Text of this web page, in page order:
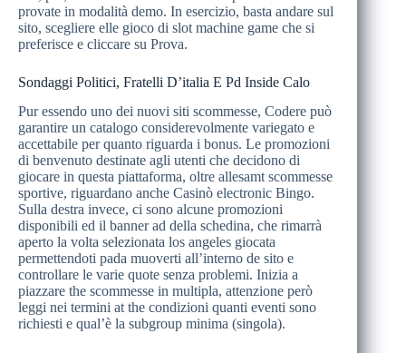
provate in modalità demo. In esercizio, basta andare sul
sito, scegliere elle gioco di slot machine game che si
preferisce e cliccare su Prova.
Sondaggi Politici, Fratelli D’italia E Pd Inside Calo
Pur essendo uno dei nuovi siti scommesse, Codere può
garantire un catalogo considerevolmente variegato e
accettabile per quanto riguarda i bonus. Le promozioni
di benvenuto destinate agli utenti che decidono di
giocare in questa piattaforma, oltre allesamt scommesse
sportive, riguardano anche Casinò electronic Bingo.
Sulla destra invece, ci sono alcune promozioni
disponibili ed il banner ad della schedina, che rimarrà
aperto la volta selezionata los angeles giocata
permettendoti pada muoverti all’interno de sito e
controllare le varie quote senza problemi. Inizia a
piazzare the scommesse in multipla, attenzione però
leggi nei termini at the condizioni quanti eventi sono
richiesti e qual’è la subgroup minima (singola).